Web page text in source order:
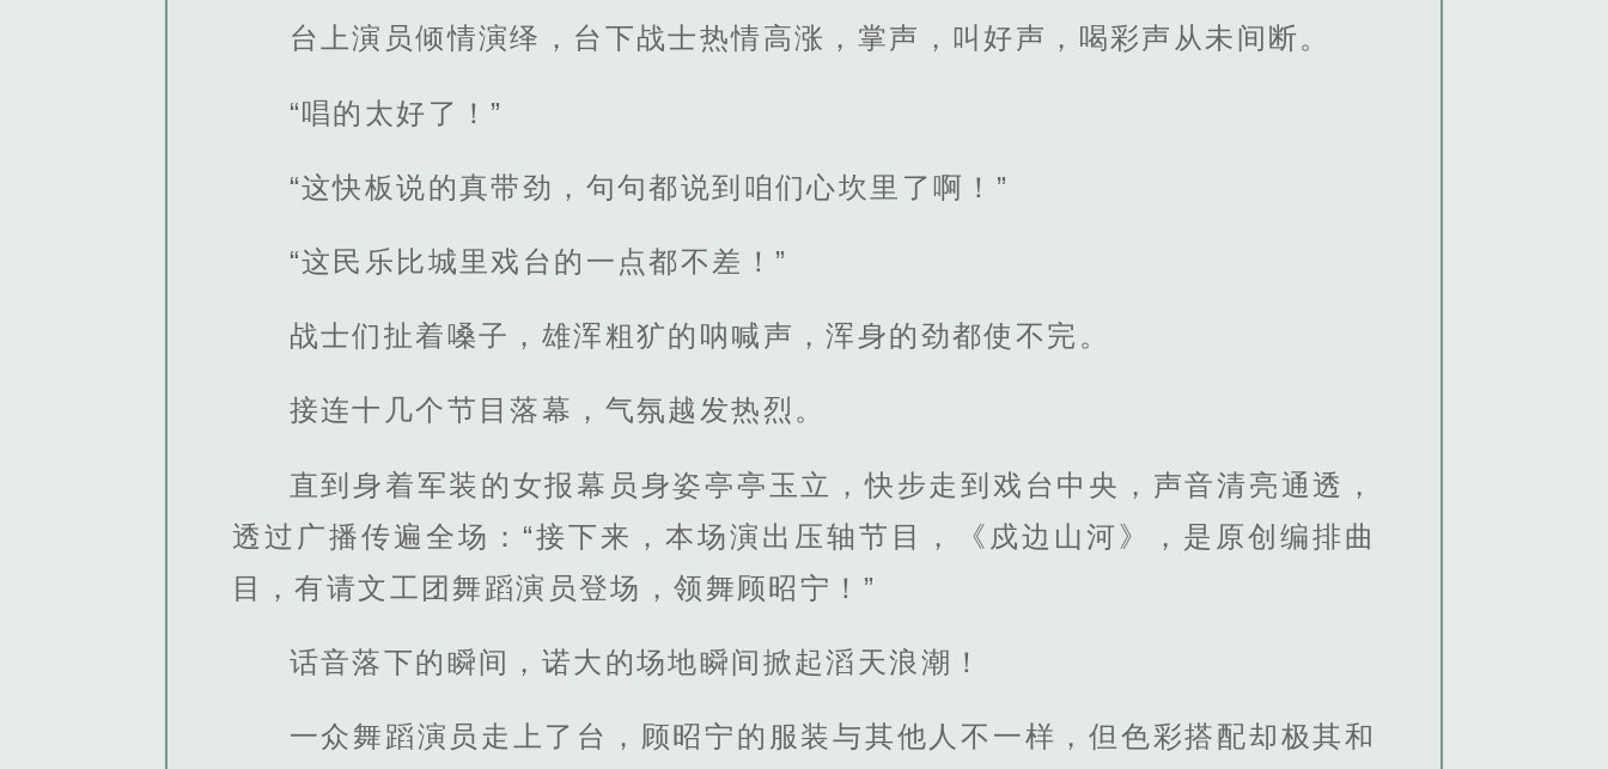
台上演员倾情演绎，台下战士热情高涨，掌声，叫好声，喝彩声从未间断。
“唱的太好了！”
“这快板说的真带劲，句句都说到咱们心坎里了啊！”
“这民乐比城里戏台的一点都不差！”
战士们扯着嗓子，雄浑粗犷的呐喊声，浑身的劲都使不完。
接连十几个节目落幕，气氛越发热烈。
直到身着军装的女报幕员身姿亭亭玉立，快步走到戏台中央，声音清亮通透，
透过广播传遍全场：“接下来，本场演出压轴节目，《戍边山河》，是原创编排曲
目，有请文工团舞蹈演员登场，领舞顾昭宁！”
话音落下的瞬间，诺大的场地瞬间掀起滔天浪潮！
一众舞蹈演员走上了台，顾昭宁的服装与其他人不一样，但色彩搭配却极其和